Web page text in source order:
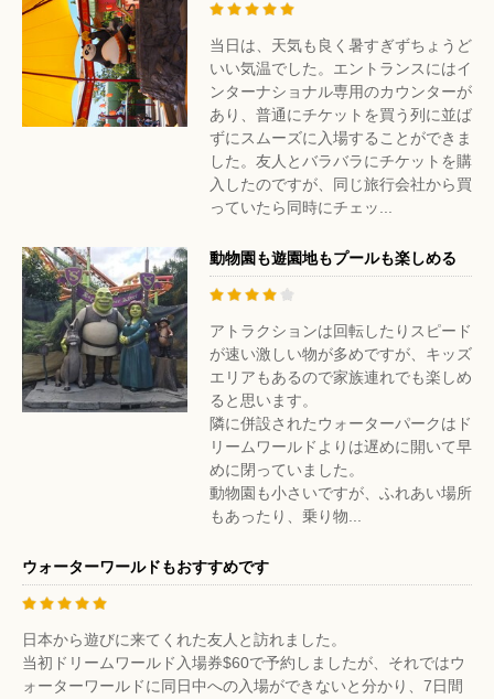
当日は、天気も良く暑すぎずちょうど
いい気温でした。エントランスにはイ
ンターナショナル専用のカウンターが
あり、普通にチケットを買う列に並ば
ずにスムーズに入場することができま
した。友人とバラバラにチケットを購
入したのですが、同じ旅行会社から買
っていたら同時にチェッ...
動物園も遊園地もプールも楽しめる
アトラクションは回転したりスピード
が速い激しい物が多めですが、キッズ
エリアもあるので家族連れでも楽しめ
ると思います。
隣に併設されたウォーターパークはド
リームワールドよりは遅めに開いて早
めに閉っていました。
動物園も小さいですが、ふれあい場所
もあったり、乗り物...
ウォーターワールドもおすすめです
日本から遊びに来てくれた友人と訪れました。
当初ドリームワールド入場券$60で予約しましたが、それではウ
ォーターワールドに同日中への入場ができないと分かり、7日間